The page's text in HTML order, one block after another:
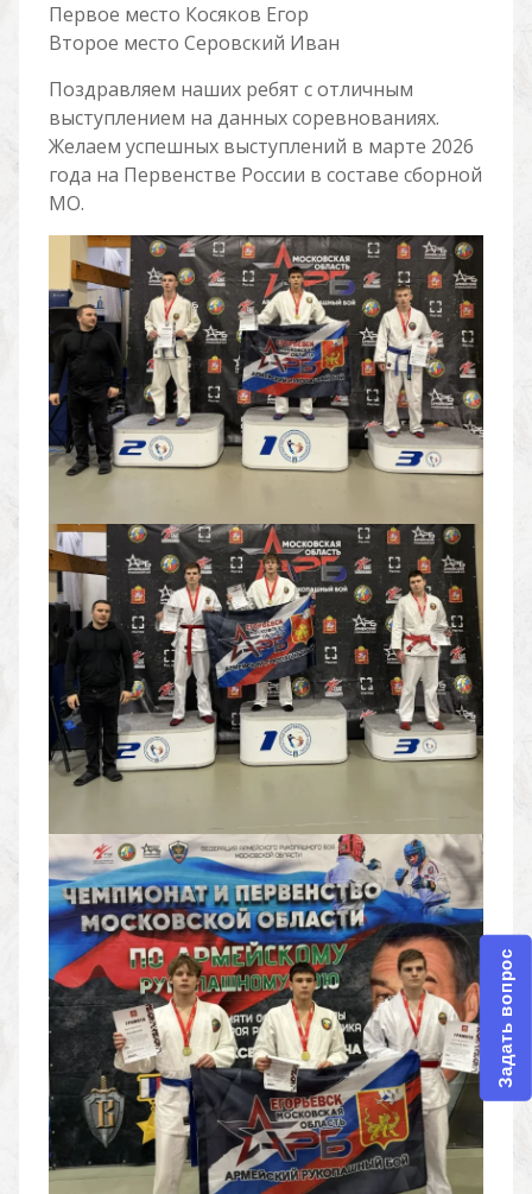
Первое место Косяков Егор
Второе место Серовский Иван
Поздравляем наших ребят с отличным
выступлением на данных соревнованиях.
Желаем успешных выступлений в марте 2026
года на Первенстве России в составе сборной
МО.
Задать вопрос